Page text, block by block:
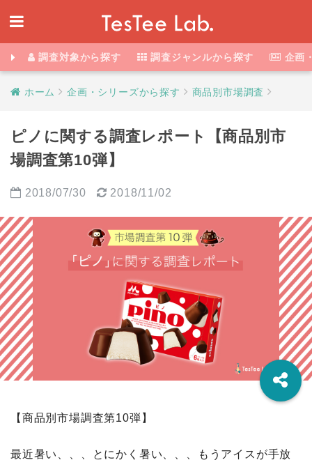
調査対象から探す 調査ジャンルから探す 企画
ホーム 企画・シリーズから探す 商品別市場調査
ピノに関する調査レポート【商品別市
場調査第10弾】
2018/07/30 2018/11/02
【商品別市場調査第10弾】
最近暑い、、、とにかく暑い、、、もうアイスが手放